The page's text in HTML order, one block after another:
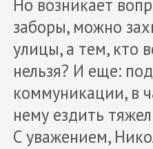
Но возникает
заборы, можно
улицы, а тем, кто
нельзя? И еще:
коммуникации, в
нему ездить
С уважением,